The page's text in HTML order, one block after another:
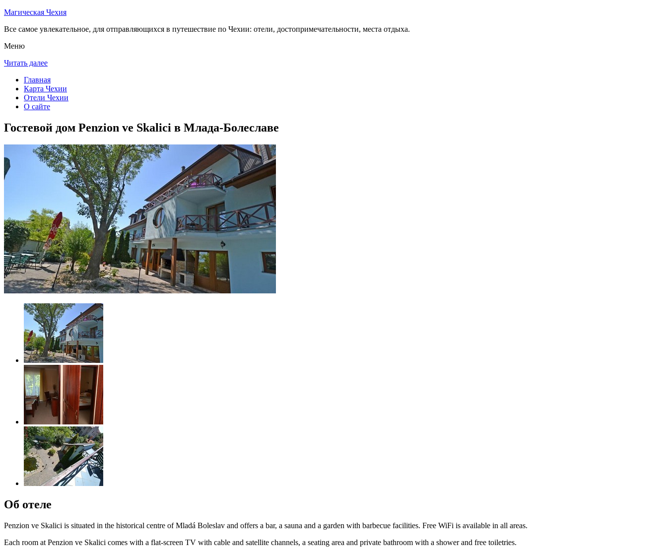
Магическая Чехия
Все самое увлекательное, для отправляющихся в путешествие по Чехии: отели, достопримечательности, места отдыха.
Меню
Читать далее
Главная
Карта Чехии
Отели Чехии
О сайте
Гостевой дом Penzion ve Skalici в Млада-Болеславе
Об отеле
Penzion ve Skalici is situated in the historical centre of Mladá Boleslav and offers a bar, a sauna and a garden with barbecue facilities. Free WiFi is available in all areas.
Each room at Penzion ve Skalici comes with a flat-screen TV with cable and satellite channels, a seating area and private bathroom with a shower and free toiletries.